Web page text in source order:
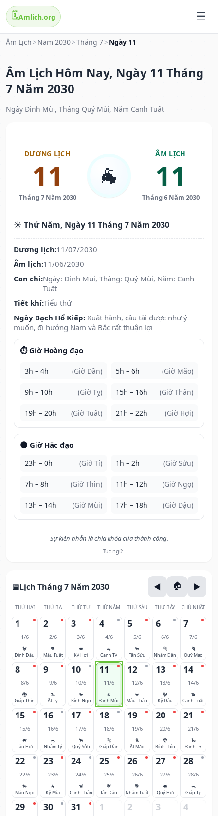
🗓️Amlich.org
Âm Lịch > Năm 2030>Tháng 7> Ngày 11
Âm Lịch Hôm Nay, Ngày 11 Tháng
7 Năm 2030
Ngày Đinh Mùi, Tháng Quý Mùi, Năm Canh Tuất
DƯƠNG LỊCH
11
Tháng 7 Năm 2030
🐐
ÂM LỊCH
11
Tháng 6 Năm 2030
☀️ Thứ Năm, Ngày 11 Tháng 7 Năm 2030
Dương lịch:11/07/2030
Âm lịch:11/06/2030
Can chi:Ngày: Đinh Mùi, Tháng: Quý Mùi, Năm: Canh
Tuất
Tiết khí:Tiểu thử
Ngày Bạch Hổ Kiếp: Xuất hành, cầu tài được như ý
muốn, đi hướng Nam và Bắc rất thuận lợi
⏱️ Giờ Hoàng đạo
3h – 4h (Giờ Dần) 5h – 6h (Giờ Mão)
9h – 10h (Giờ Tỵ) 15h – 16h (Giờ Thân)
19h – 20h (Giờ Tuất) 21h – 22h (Giờ Hợi)
🌑 Giờ Hắc đạo
23h – 0h (Giờ Tí) 1h – 2h (Giờ Sửu)
7h – 8h (Giờ Thìn) 11h – 12h (Giờ Ngọ)
13h – 14h (Giờ Mùi) 17h – 18h (Giờ Dậu)
Sự kiên nhẫn là chìa khóa của thành công.
— Tục ngữ
Lịch Tháng 7 Năm 2030
THỨ HAI THỨ BA THỨ TƯ THỨ NĂM THỨ SÁU THỨ BẢY CHỦ NHẬT
1
1/6
🐓
Đinh Dậu
2
2/6
🐕
Mậu Tuất
3
3/6
🐖
Kỷ Hợi
4
4/6
🐀
Canh Tý
5
5/6
🐂
Tân Sửu
6
6/6
🐅
Nhâm Dần
7
7/6
🐈
Quý Mão
8
8/6
🐉
Giáp Thìn
9
9/6
🐍
Ất Tỵ
10
10/6
🐎
Bính Ngọ
11
11/6
🐐
Đinh Mùi
12
12/6
🐒
Mậu Thân
13
13/6
🐓
Kỷ Dậu
14
14/6
🐕
Canh Tuất
15
15/6
🐖
Tân Hợi
16
16/6
🐀
Nhâm Tý
17
17/6
🐂
Quý Sửu
18
18/6
🐅
Giáp Dần
19
19/6
🐈
Ất Mão
20
20/6
🐉
Bính Thìn
21
21/6
🐍
Đinh Tỵ
22
22/6
🐎
Mậu Ngọ
23
23/6
🐐
Kỷ Mùi
24
24/6
🐒
Canh Thân
25
25/6
🐓
Tân Dậu
26
26/6
🐕
Nhâm Tuất
27
27/6
🐖
Quý Hợi
28
28/6
🐀
Giáp Tý
29 30 31 1 2 3 4